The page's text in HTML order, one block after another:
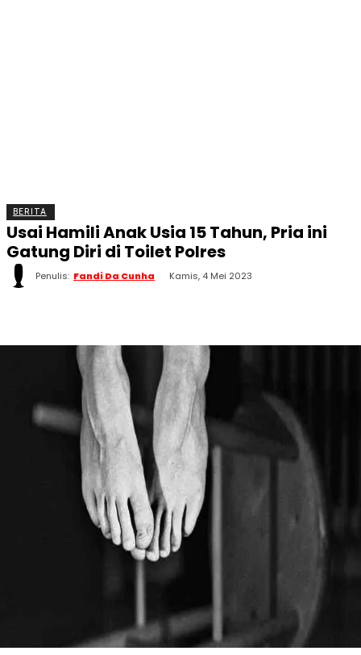
BERITA
Usai Hamili Anak Usia 15 Tahun, Pria ini
Gatung Diri di Toilet Polres
Penulis: Fandi Da Cunha Kamis, 4 Mei 2023